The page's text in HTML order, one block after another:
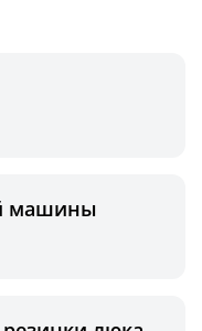
машины